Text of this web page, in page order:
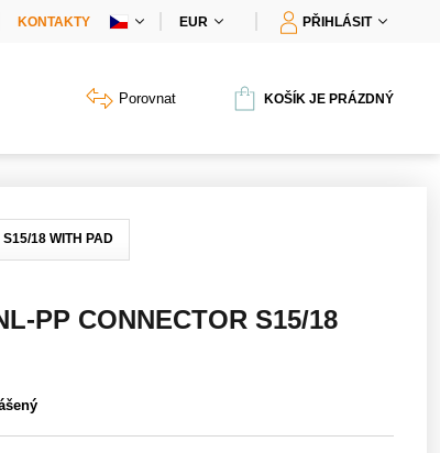
KONTAKTY EUR PŘIHLÁSIT
Porovnat KOŠÍK JE PRÁZDNÝ
18 WITH PAD
PP CONNECTOR S15/18